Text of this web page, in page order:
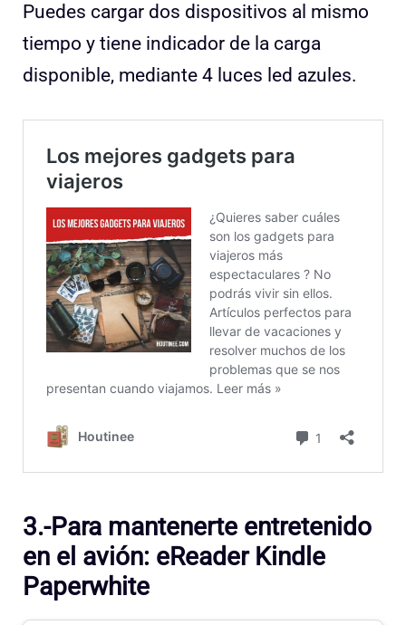
Puedes cargar dos dispositivos al mismo
tiempo y tiene indicador de la carga
disponible, mediante 4 luces led azules.
3.-Para mantenerte entretenido
en el avión: eReader Kindle
Paperwhite